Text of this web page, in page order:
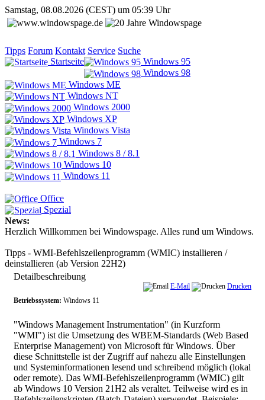
Samstag, 08.08.2026 (CEST) um 05:39 Uhr
Tipps Forum Kontakt Service Suche
Startseite
Windows 95
Windows 98
Windows ME
Windows NT
Windows 2000
Windows XP
Windows Vista
Windows 7
Windows 8 / 8.1
Windows 10
Windows 11
Office
Spezial
News:
Herzlich Willkommen bei Windowspage. Alles rund um Windows.
Tipps - WMI-Befehlszeilenprogramm (WMIC) installieren /
deinstallieren (ab Version 22H2)
Detailbeschreibung
E-Mail
Drucken
Betriebssystem: Windows 11
"Windows Management Instrumentation" (in Kurzform
"WMI") ist die Umsetzung des WBEM-Standards (Web Based
Enterprise Management) von Microsoft für Windows. Über
diese Schnittstelle ist der Zugriff auf nahezu alle Einstellungen
und Systeminformationen lesend und schreibend möglich (lokal
oder remote). Das WMI-Befehlszeilenprogramm (WMIC) gilt
ab Windows 10 Version 21H2 als veraltet. Teilweise wird es in